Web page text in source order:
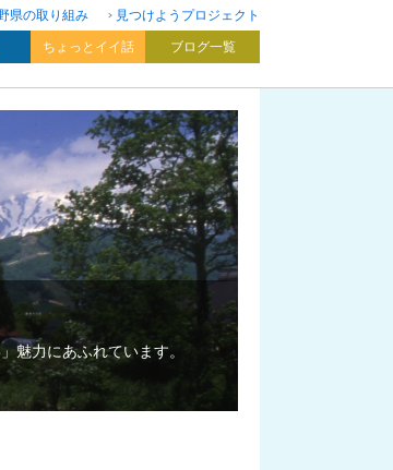
県の取り組み
見つけようプロジェクト
ちょっとイイ話 ブログ一覧
魅力にあふれています。